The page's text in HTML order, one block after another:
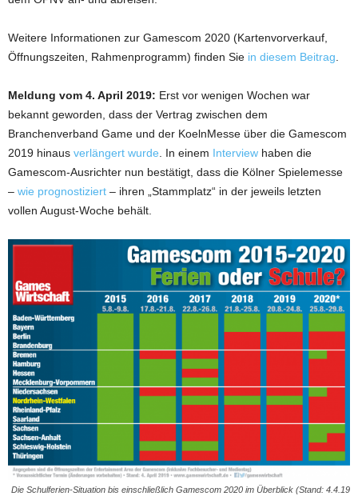
Weitere Informationen zur Gamescom 2020 (Kartenvorverkauf,
Öffnungszeiten, Rahmenprogramm) finden Sie in diesem Beitrag
Meldung vom 4. April 2019: Erst vor wenigen Wochen war
bekannt geworden, dass der Vertrag zwischen dem
Branchenverband Game und der KoelnMesse über die Gamescom
2019 hinaus verlängert wurde . In einem Interview haben die
Gamescom-Ausrichter nun bestätigt, dass die Kölner Spielemesse
– wie prognostiziert – ihren „Stammplatz“ in der jeweils letzten
vollen August-Woche behält.
Die Schulferien-Situation bis einschließlich Gamescom 2020 im Überblick (Stand: 4.4.19